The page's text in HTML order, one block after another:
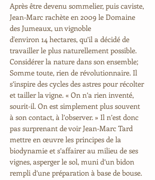
Après être devenu sommelier, puis caviste,
Jean-Marc rachète en 2009 le Domaine
des Jumeaux, un vignoble
d'environ 14 hectares, qu’il a décidé de
travailler le plus naturellement possible.
Considérer la nature dans son ensemble;
Somme toute, rien de révolutionnaire. Il
s’inspire des cycles des astres pour récolter
et tailler la vigne. « On n’a rien inventé,
sourit-il. On est simplement plus souvent
à son contact, à l’observer. » Il n’est donc
pas surprenant de voir Jean-Marc Tard
mettre en œuvre les principes de la
biodynamie et s’affairer au milieu de ses
vignes, asperger le sol, muni d’un bidon
rempli d’une préparation à base de bouse.